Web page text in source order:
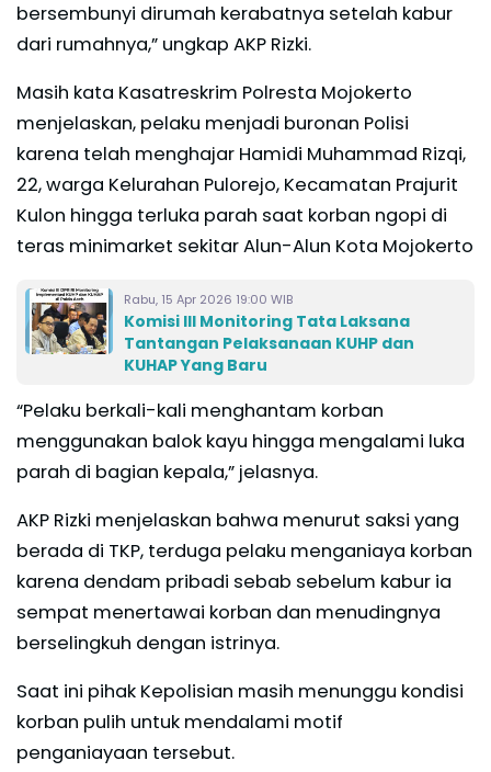
bersembunyi dirumah kerabatnya setelah kabur
dari rumahnya,” ungkap AKP Rizki.
Masih kata Kasatreskrim Polresta Mojokerto
menjelaskan, pelaku menjadi buronan Polisi
karena telah menghajar Hamidi Muhammad Rizqi,
22, warga Kelurahan Pulorejo, Kecamatan Prajurit
Kulon hingga terluka parah saat korban ngopi di
teras minimarket sekitar Alun-Alun Kota Mojokerto
Rabu, 15 Apr 2026 19:00 WIB
Komisi III Monitoring Tata Laksana
Tantangan Pelaksanaan KUHP dan
KUHAP Yang Baru
“Pelaku berkali-kali menghantam korban
menggunakan balok kayu hingga mengalami luka
parah di bagian kepala,” jelasnya.
AKP Rizki menjelaskan bahwa menurut saksi yang
berada di TKP, terduga pelaku menganiaya korban
karena dendam pribadi sebab sebelum kabur ia
sempat menertawai korban dan menudingnya
berselingkuh dengan istrinya.
Saat ini pihak Kepolisian masih menunggu kondisi
korban pulih untuk mendalami motif
penganiayaan tersebut.